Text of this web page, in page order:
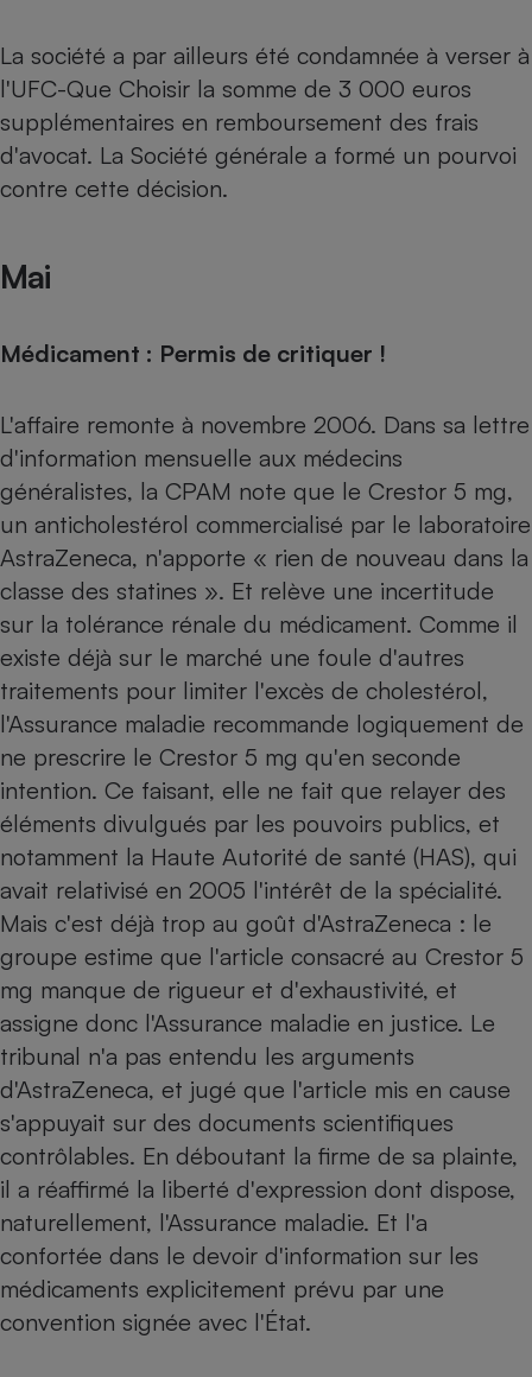
La société a par ailleurs été condamnée à verser à
l'UFC-Que Choisir la somme de 3 000 euros
supplémentaires en remboursement des frais
d'avocat. La Société générale a formé un pourvoi
contre cette décision.
Mai
Médicament : Permis de critiquer !
L'affaire remonte à novembre 2006. Dans sa lettre
d'information mensuelle aux médecins
généralistes, la CPAM note que le Crestor 5 mg,
un anticholestérol commercialisé par le laboratoire
AstraZeneca, n'apporte « rien de nouveau dans la
classe des statines ». Et relève une incertitude
sur la tolérance rénale du médicament. Comme il
existe déjà sur le marché une foule d'autres
traitements pour limiter l'excès de cholestérol,
l'Assurance maladie recommande logiquement de
ne prescrire le Crestor 5 mg qu'en seconde
intention. Ce faisant, elle ne fait que relayer des
éléments divulgués par les pouvoirs publics, et
notamment la Haute Autorité de santé (HAS), qui
avait relativisé en 2005 l'intérêt de la spécialité.
Mais c'est déjà trop au goût d'AstraZeneca : le
groupe estime que l'article consacré au Crestor 5
mg manque de rigueur et d'exhaustivité, et
assigne donc l'Assurance maladie en justice. Le
tribunal n'a pas entendu les arguments
d'AstraZeneca, et jugé que l'article mis en cause
s'appuyait sur des documents scientifiques
contrôlables. En déboutant la firme de sa plainte,
il a réaffirmé la liberté d'expression dont dispose,
naturellement, l'Assurance maladie. Et l'a
confortée dans le devoir d'information sur les
médicaments explicitement prévu par une
convention signée avec l'État.